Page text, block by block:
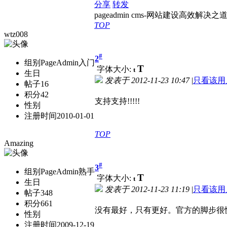
分享 转发
pageadmin cms-网站建设高效解决之道
TOP
wtz008
组别 PageAdmin入门
生日
帖子16
积分42
性别
注册时间2010-01-01
2#
字体大小: t T
发表于2012-11-23 10:47 |只看该用
支持支持!!!!!
TOP
Amazing
组别 PageAdmin熟手
生日
帖子348
积分661
性别
注册时间2009-12-19
3#
字体大小: t T
发表于2012-11-23 11:19 |只看该用
没有最好，只有更好。官方的脚步很